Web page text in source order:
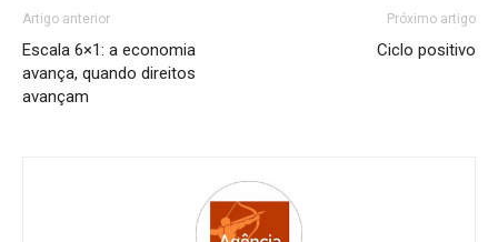
Artigo anterior
Escala 6×1: a economia
avança, quando direitos
avançam
Próximo artigo
Ciclo positivo